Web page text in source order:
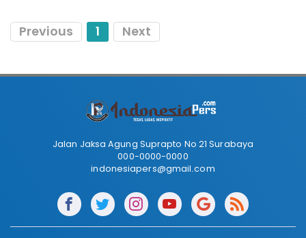
Previous 1 Next
Jalan Jaksa Agung Suprapto No 21 Surabaya
000-0000-0000
indonesiapers@gmail.com